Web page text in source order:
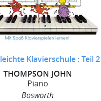
Klavierschule : Teil 2
THOMPSON JOHN
Piano
Bosworth